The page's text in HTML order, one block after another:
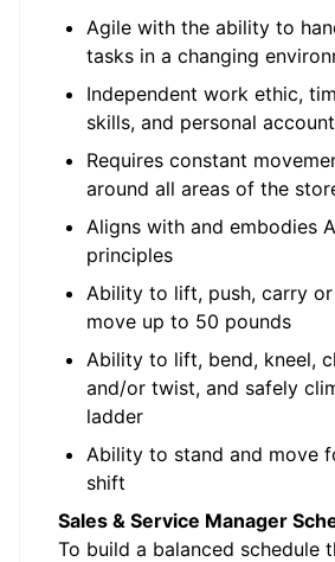
Agile with the ability to
tasks in a changing
Independent work ethic,
skills, and personal
Requires constant
around all areas of the
Aligns with and embodies
principles
Ability to lift, push, carry
move up to 50 pounds
Ability to lift, bend, kneel,
and/or twist, and safely
ladder
Ability to stand and move
shift
Sales & Service Manager
To build a balanced schedule